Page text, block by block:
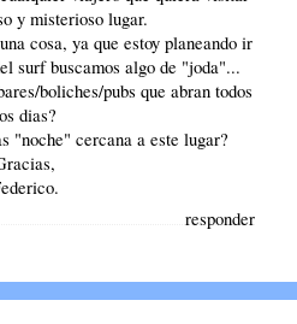
y misterioso lugar.
cosa, ya que estoy planeando ir
surf buscamos algo de "joda"...
boliches/pubs que abran todos
dias?
"noche" cercana a este lugar?
responder